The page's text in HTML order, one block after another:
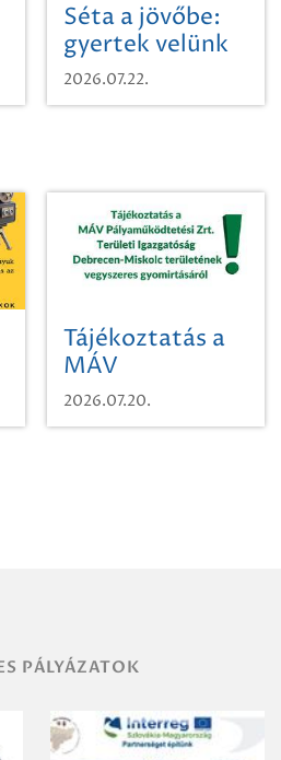
Séta a jövőbe:
gyertek velünk
egy városi
időutazásra!
2026.07.22.
Tájékoztatás a
MÁV
Pályaműködtetési
Zrt. Területi
2026.07.20.
PÁLYÁZATOK